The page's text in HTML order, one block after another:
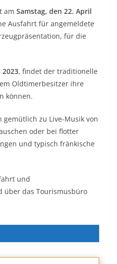
am Samstag, den 22. April
Ausfahrt für angemeldete
für die
, findet der traditionelle
Oldtimerbesitzer ihre
können.
gemütlich zu Live-Musik von
oder bei flotter
und typisch fränkische
und
über das Tourismusbüro